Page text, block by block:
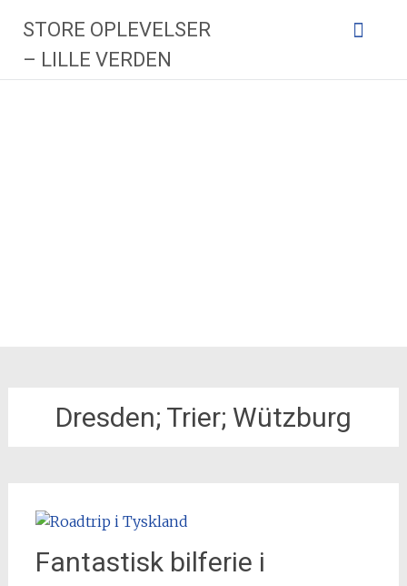
indhold
STORE OPLEVELSER
– LILLE VERDEN
Dresden; Trier; Wützburg
Fantastisk bilferie i